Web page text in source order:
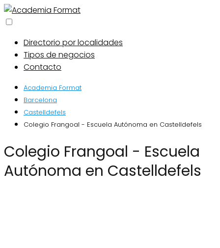
Directorio por localidades
Tipos de negocios
Contacto
Academia Format
Barcelona
Castelldefels
Colegio Frangoal - Escuela Autónoma en Castelldefels
Colegio Frangoal - Escuela
Autónoma en Castelldefels